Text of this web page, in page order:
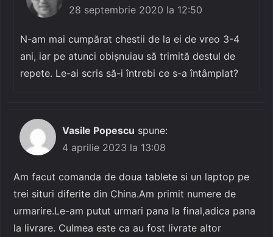
28 septembrie 2020 la 12:50
N-am mai cumpărat chestii de la ei de vreo 3-4
ani, iar pe atunci obișnuiau să trimită destul de
repete. Le-ai scris să-i întrebi ce s-a întâmplat?
Vasile Popescu spune:
4 aprilie 2023 la 13:08
Am facut comanda de doua tablete si un laptop pe
trei situri diferite din China.Am primit numere de
urmarire.Le-am putut urmari pana la final,adica pana
la livrare. Culmea este ca au fost livrate altor